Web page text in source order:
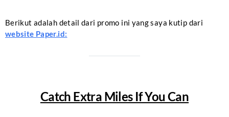
Berikut adalah detail dari promo ini yang saya kutip dari
website Paper.id:
Catch Extra Miles If You Can